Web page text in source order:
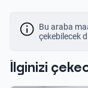
Bu araba
çekebilecek
İlginizi